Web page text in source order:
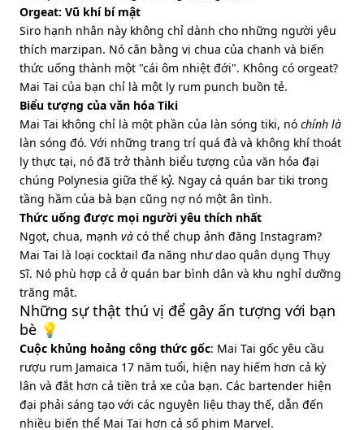
Orgeat: Vũ khí bí mật
Siro hạnh nhân này không chỉ dành cho những người yêu
thích marzipan. Nó cân bằng vị chua của chanh và biến
thức uống thành một "cái ôm nhiệt đới". Không có orgeat?
Mai Tai của bạn chỉ là một ly rum punch buồn tẻ.
Biểu tượng của văn hóa Tiki
Mai Tai không chỉ là một phần của làn sóng tiki, nó chính là
làn sóng đó. Với những trang trí quá đà và không khí thoát
ly thực tại, nó đã trở thành biểu tượng của văn hóa đại
chúng Polynesia giữa thế kỷ. Ngay cả quán bar tiki trong
tầng hầm của bà bạn cũng nợ nó một ân tình.
Thức uống được mọi người yêu thích nhất
Ngọt, chua, mạnh và có thể chụp ảnh đăng Instagram?
Mai Tai là loại cocktail đa năng như dao quân dụng Thụy
Sĩ. Nó phù hợp cả ở quán bar bình dân và khu nghỉ dưỡng
trăng mật.
Những sự thật thú vị để gây ấn tượng với bạn
bè 💡
Cuộc khủng hoảng công thức gốc: Mai Tai gốc yêu cầu
rượu rum Jamaica 17 năm tuổi, hiện nay hiếm hơn cả kỳ
lân và đắt hơn cả tiền trả xe của bạn. Các bartender hiện
đại phải sáng tạo với các nguyên liệu thay thế, dẫn đến
nhiều biến thể Mai Tai hơn cả số phim Marvel.